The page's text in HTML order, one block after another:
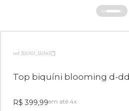
ref 355161_55343
Top biquíni blooming d-dd
R$ 399,99em até 4x